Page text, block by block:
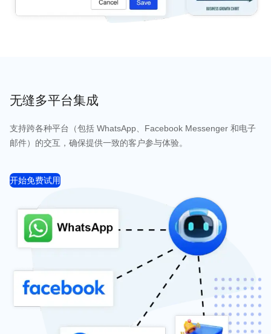
无缝多平台集成
支持跨各种平台（包括 WhatsApp、Facebook Messenger 和电子
邮件）的交互，确保提供一致的客户参与体验。
开始免费试用